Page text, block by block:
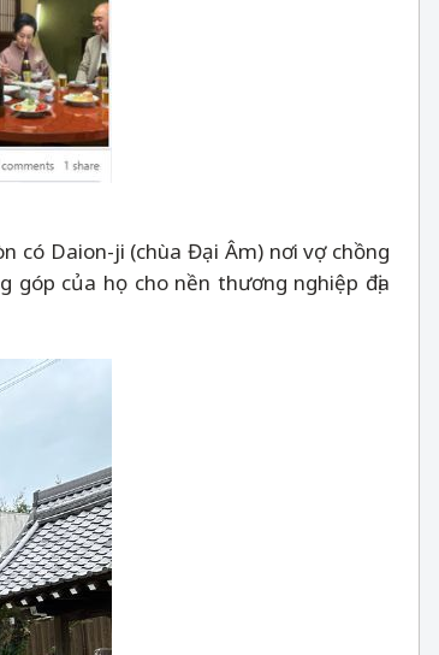
có Daion-ji (chùa Đại Âm) nơi vợ chồng
góp của họ cho nền thương nghiệp địa